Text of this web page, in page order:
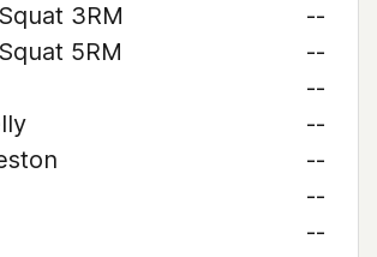
3RM
--
5RM
--
--
--
--
--
--